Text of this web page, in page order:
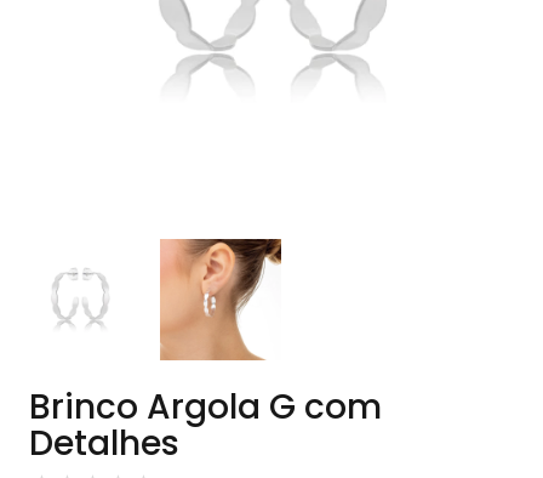
Brinco Argola G com
Detalhes